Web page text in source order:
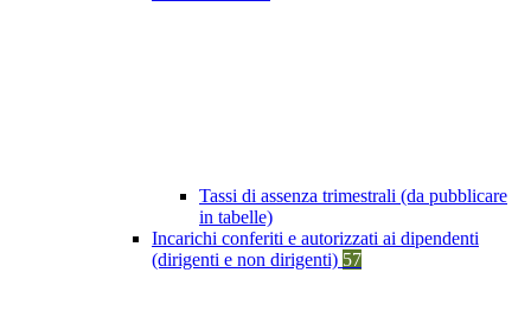
Tassi di assenza trimestrali (da pubblicare
in tabelle)
Incarichi conferiti e autorizzati ai dipendenti
(dirigenti e non dirigenti) 57